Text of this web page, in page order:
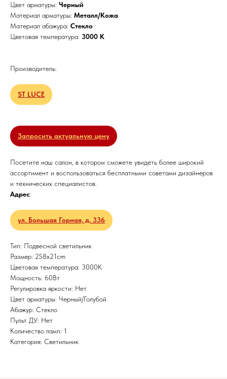
Цвет арматуры: Черный
Материал арматуры: Металл/Кожа
Материал абажура: Стекло
Цветовая температура: 3000 К
Производитель:
ST LUCE
Запросить актуальную цену
Посетите наш салон, в котором сможете увидеть более широкий
ассортимент и воспользоваться бесплатными советами дизайнеров
и технических специалистов.
Адрес:
ул. Большая Горная, д. 336
Тип: Подвесной светильник
Размер: 258x21cm
Цветовая температура: 3000K
Мощность: 60Вт
Регулировка яркости: Нет
Цвет арматуры: Черный/Голубой
Абажур: Стекло
Пульт ДУ: Нет
Количество ламп: 1
Категория: Светильник